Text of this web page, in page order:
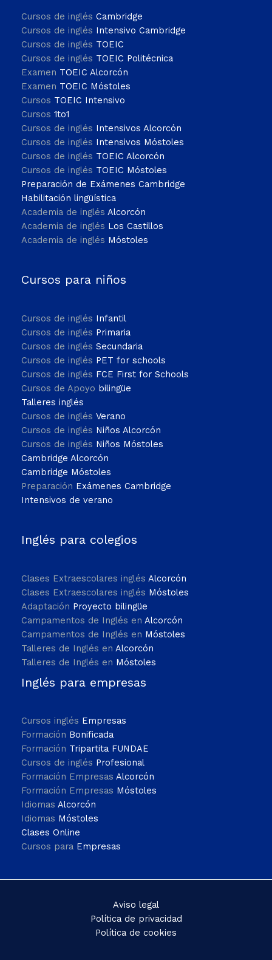
Cursos de inglés Cambridge
Cursos de inglés Intensivo Cambridge
Cursos de inglés TOEIC
Cursos de inglés TOEIC Politécnica
Examen TOEIC Alcorcón
Examen TOEIC Móstoles
Cursos TOEIC Intensivo
Cursos 1to1
Cursos de inglés Intensivos Alcorcón
Cursos de inglés Intensivos Móstoles
Cursos de inglés TOEIC Alcorcón
Cursos de inglés TOEIC Móstoles
Preparación de Exámenes Cambridge
Habilitación lingüística
Academia de inglés Alcorcón
Academia de inglés Los Castillos
Academia de inglés Móstoles
Cursos para niños
Cursos de inglés Infantil
Cursos de inglés Primaria
Cursos de inglés Secundaria
Cursos de inglés PET for schools
Cursos de inglés FCE First for Schools
Cursos de Apoyo bilingüe
Talleres inglés
Cursos de inglés Verano
Cursos de inglés Niños Alcorcón
Cursos de inglés Niños Móstoles
Cambridge Alcorcón
Cambridge Móstoles
Preparación Exámenes Cambridge
Intensivos de verano
Inglés para colegios
Clases Extraescolares inglés Alcorcón
Clases Extraescolares inglés Móstoles
Adaptación Proyecto bilingüe
Campamentos de Inglés en Alcorcón
Campamentos de Inglés en Móstoles
Talleres de Inglés en Alcorcón
Talleres de Inglés en Móstoles
Inglés para empresas
Cursos inglés Empresas
Formación Bonificada
Formación Tripartita FUNDAE
Cursos de inglés Profesional
Formación Empresas Alcorcón
Formación Empresas Móstoles
Idiomas Alcorcón
Idiomas Móstoles
Clases Online
Cursos para Empresas
Aviso legal
Política de privacidad
Política de cookies